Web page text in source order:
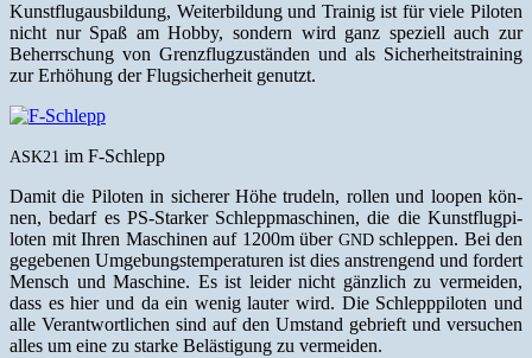
Kun­st­flu­gaus­bil­dung, Weit­er­bil­dung und Trainig ist für viele Piloten
nicht nur Spaß am Hob­by, son­dern wird ganz speziell auch zur
Beherrschung von Gren­zflugzustän­den und als Sicher­heit­strain­ing
zur Erhöhung der Flugsicher­heit genutzt.
ASK21 im F‑Schlepp
Damit die Piloten in sicher­er Höhe trudeln, rollen und loopen kön­
nen, bedarf es PS-Stark­er Schlepp­maschi­nen, die die Kun­st­flug­pi­
loten mit Ihren Maschi­nen auf 1200m über GNDschlep­pen. Bei den
gegebe­nen Umge­bung­stem­per­a­turen ist dies anstren­gend und fordert
Men­sch und Mas­chine. Es ist lei­der nicht gän­zlich zu ver­mei­den,
dass es hier und da ein wenig lauter wird. Die Schlepp­pi­loten und
alle Ver­ant­wortlichen sind auf den Umstand gebrieft und ver­suchen
alles um eine zu starke Beläs­ti­gung zu vermeiden.